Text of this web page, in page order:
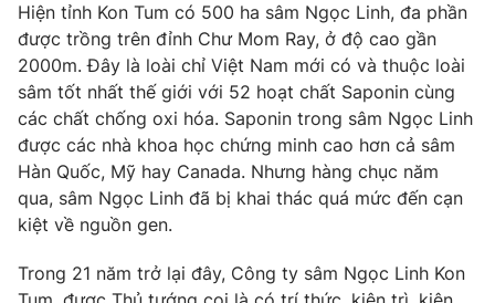
Góc doanh nghiệp
Truyền hình
Phim VTV
Hậu trường
Nhân vật
Khán giả
Giải sao mai
Giải trí
Điện ảnh
Âm nhạc
Sao
Đời sống
Du lịch
Làm đẹp
Chất lượng cuộc sống
Giáo dục
Học trực tuyến
Công nghệ
Hiện tỉnh Kon Tum có 500 ha sâm Ngọc Linh, đa phần
được trồng trên đỉnh Chư Mom Ray, ở độ cao gần
2000m. Đây là loài chỉ Việt Nam mới có và thuộc loài
sâm tốt nhất thế giới với 52 hoạt chất Saponin cùng
các chất chống oxi hóa. Saponin trong sâm Ngọc Linh
được các nhà khoa học chứng minh cao hơn cả sâm
Hàn Quốc, Mỹ hay Canada. Nhưng hàng chục năm
qua, sâm Ngọc Linh đã bị khai thác quá mức đến cạn
kiệt về nguồn gen.
Trong 21 năm trở lại đây, Công ty sâm Ngọc Linh Kon